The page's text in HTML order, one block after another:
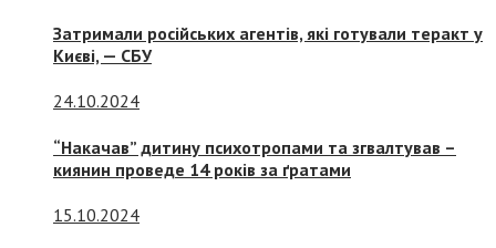
Затримали російських агентів, які готували теракт у
Києві, — СБУ
24.10.2024
“Накачав” дитину психотропами та згвалтував –
киянин проведе 14 років за ґратами
15.10.2024